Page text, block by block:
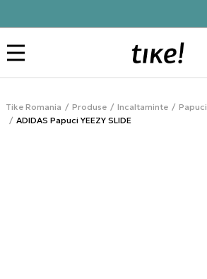
Tike Romania Produse Incaltaminte
Papuci
ADIDAS Papuci YEEZY SLIDE